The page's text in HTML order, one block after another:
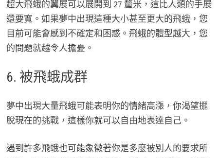
超大飛蛾的翼展可以展開到 27 釐米，這比人類的手展
還要寬。如果夢中出現這種大小甚至更大的飛蛾，您
目前可能會感到不確定和困惑。飛蛾的體型越大，您
的問題就越令人擔憂。
6. 被飛蛾成群
夢中出現大量飛蛾可能表明你的情緒高漲，你渴望擺
脫現在的挑戰，這樣你就可以自由地表達自己。
遇到許多飛蛾也可能象徵著你是多麼被別人的要求所